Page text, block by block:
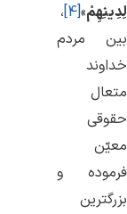
لِدِينِهِمْ»
[4]
،
بین مردم
خداوند
متعال
حقوقی
معیّن
فرموده و
بزرگترین